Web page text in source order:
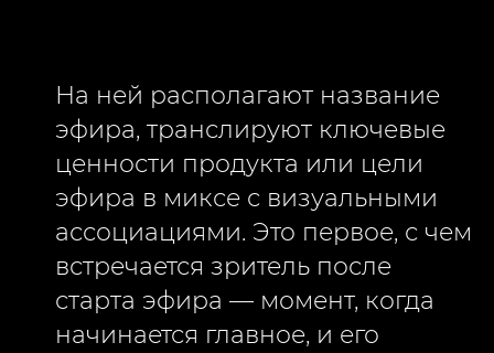
На ней располагают название
эфира, транслируют ключевые
ценности продукта или цели
эфира в миксе с визуальными
ассоциациями. Это первое, с чем
встречается зритель после
старта эфира — момент, когда
начинается главное, и его